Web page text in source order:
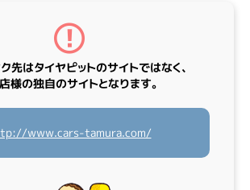
先はタイヤピットのサイトではなく、
様の独自のサイトとなります。
www.cars-tamura.com/